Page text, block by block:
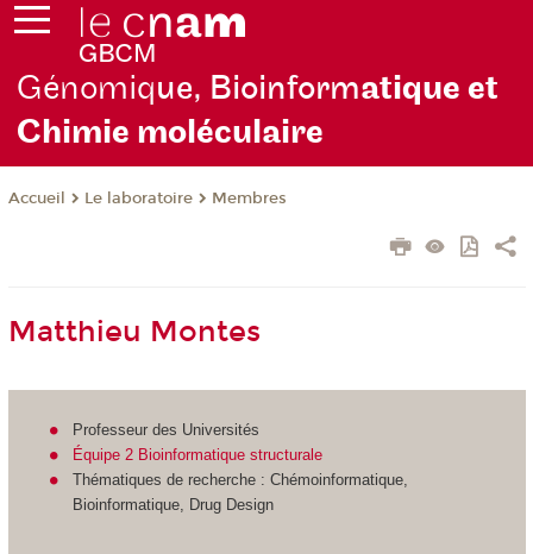
Génomique, Bioinformatique et
Chimie moléculaire
Accueil Le laboratoire Membres
Matthieu Montes
Professeur des Universités
Équipe 2 Bioinformatique structurale
Thématiques de recherche : Chémoinformatique,
Bioinformatique, Drug Design